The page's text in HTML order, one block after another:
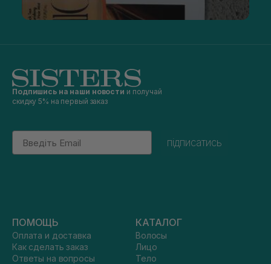
Подпишись на наши новости и получай
скидку 5% на первый заказ
Email
підписатись
ПОМОЩЬ
Оплата и доставка
Как сделать заказ
Ответы на вопросы
КАТАЛОГ
Волосы
Лицо
Тело